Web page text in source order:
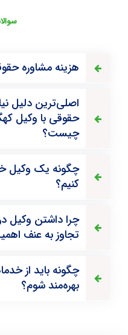
هزینه مشاوره
اصلی‌ترین دلیل
حقوقی با وکیل
چیست؟
چگونه یک وکیل
کنیم؟
چرا داشتن وکیل
تجاوز به عنف
چگونه باید از
بهره‌مند شوم؟